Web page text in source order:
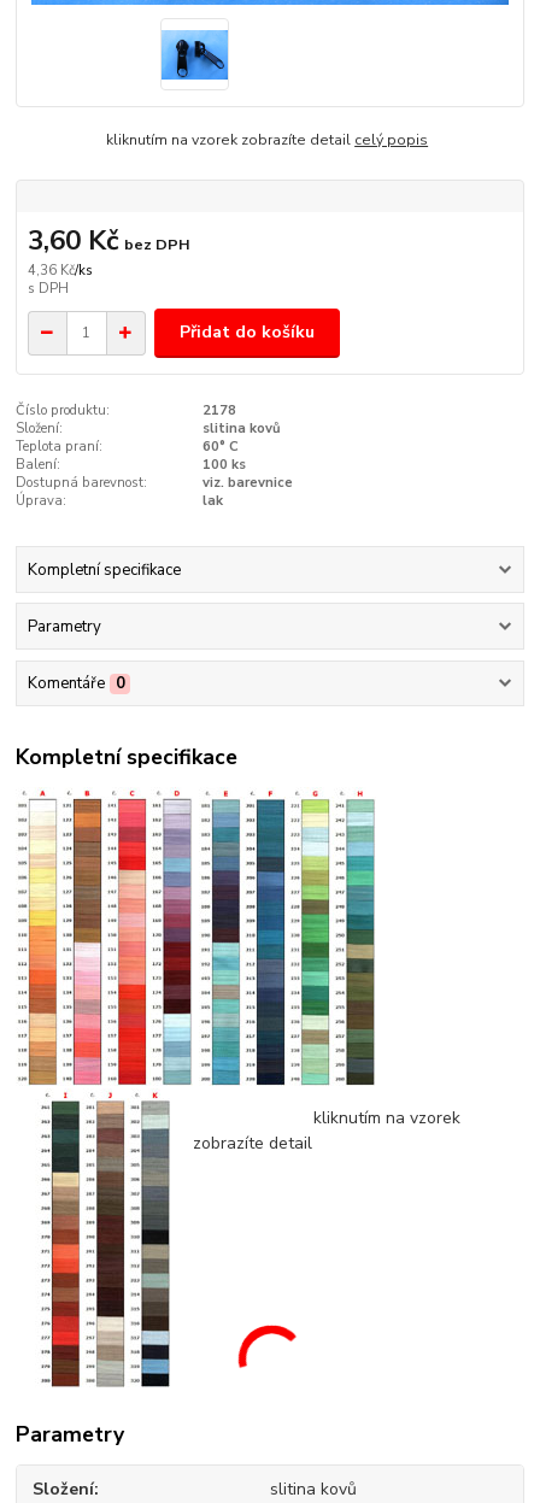
kliknutím na vzorek zobrazíte detail celý popis
4,36 Kč/ks
3,60 Kč bez DPH
Přidat do košíku
Číslo produktu:
2178
Složení:
slitina kovů
Teplota praní:
60° C
Balení:
100 ks
Dostupná barevnost:
viz. barevnice
Úprava:
lak
Kompletní specifikace
Parametry
Komentáře 0
Kompletní specifikace
kliknutím na vzorek
zobrazíte detail
Parametry
Složení slitina kovů